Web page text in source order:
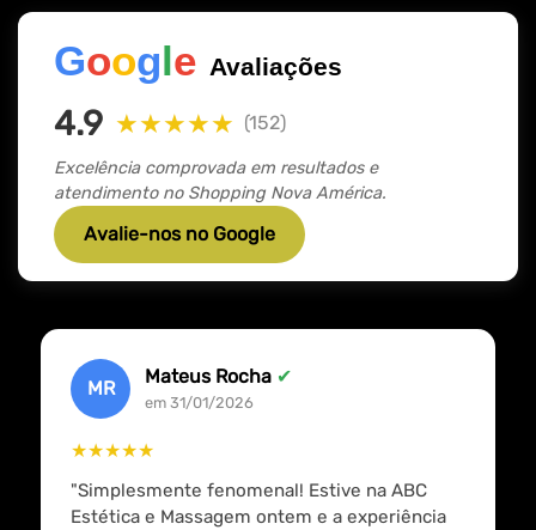
Google Avaliações
4.9 ★★★★★ (152)
Excelência comprovada em resultados e
atendimento no Shopping Nova América.
Avalie-nos no Google
MR Mateus Rocha ✔
em 31/01/2026
★★★★★
"Simplesmente fenomenal! Estive na ABC
Estética e Massagem ontem e a experiência